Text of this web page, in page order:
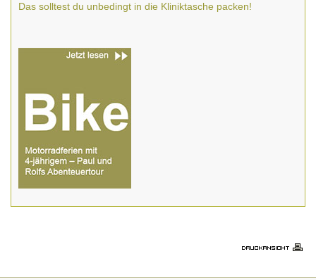
Das solltest du unbedingt in die Kliniktasche packen!